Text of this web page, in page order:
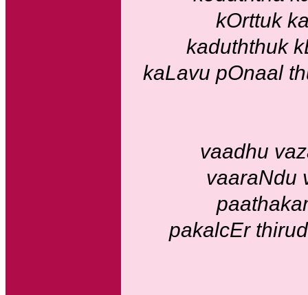
kOrttuk
kaduththuk
kaLavu pOnaal
vaadhu
vaaraNdu
pakalcEr